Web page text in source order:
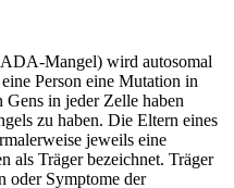
Mangel) wird autosomal
Person eine Mutation in
in jeder Zelle haben
zu haben. Die Eltern eines
jeweils eine
als Träger bezeichnet. Träger
oder Symptome der